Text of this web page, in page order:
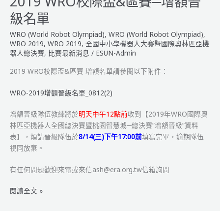
訊
奧
林
亞
機
人
國
總
決
賽
暨
桃
園
智
慧
級名單
WRO (World Robot Olympiad), WRO (World Robot Olympiad),
WRO 2019, WRO 2019, 全國中小學機器人大賽暨國際奧林匹亞機
器人總決賽, 比賽最新消息 / ESUN-Admin
2019 WRO校際盃&區賽 增額名單請參閱以下附件：
WRO-2019增額晉級名單_0812(2)
增額晉級隊伍教練將於明天中午12點前收到【2019年WRO國際奧
林匹亞機器人全國總決賽暨桃園智慧城─總決賽”增額晉級”資料
表】，煩請晉級隊伍於8/14(三)下午17:00前填寫完畢，逾期隊伍
視同放棄。
有任何問題歡迎來電或來信ash@era.org.tw信箱詢問
2019
閱讀全文 »